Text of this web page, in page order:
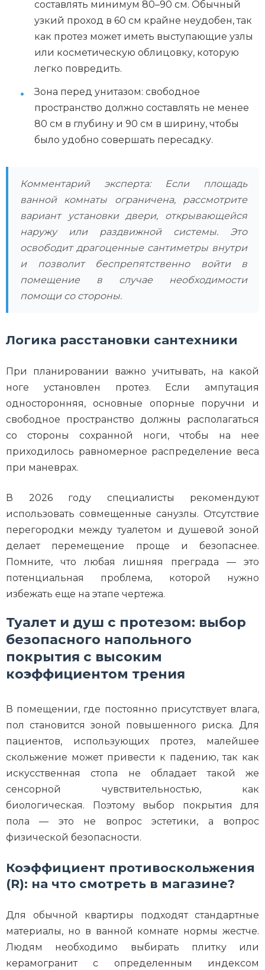
составлять минимум 80–90 см. Обычный
узкий проход в 60 см крайне неудобен, так
как протез может иметь выступающие узлы
или косметическую облицовку, которую
легко повредить.
Зона перед унитазом: свободное
пространство должно составлять не менее
80 см в глубину и 90 см в ширину, чтобы
было удобно совершать пересадку.
Комментарий эксперта: Если площадь
ванной комнаты ограничена, рассмотрите
вариант установки двери, открывающейся
наружу или раздвижной системы. Это
освободит драгоценные сантиметры внутри
и позволит беспрепятственно войти в
помещение в случае необходимости
помощи со стороны.
Логика расстановки сантехники
При планировании важно учитывать, на какой
ноге установлен протез. Если ампутация
односторонняя, основные опорные поручни и
свободное пространство должны располагаться
со стороны сохранной ноги, чтобы на нее
приходилось равномерное распределение веса
при маневрах.
В 2026 году специалисты рекомендуют
использовать совмещенные санузлы. Отсутствие
перегородки между туалетом и душевой зоной
делает перемещение проще и безопаснее.
Помните, что любая лишняя преграда — это
потенциальная проблема, которой нужно
избежать еще на этапе чертежа.
Туалет и душ с протезом: выбор
безопасного напольного
покрытия с высоким
коэффициентом трения
В помещении, где постоянно присутствует влага,
пол становится зоной повышенного риска. Для
пациентов, использующих протез, малейшее
скольжение может привести к падению, так как
искусственная стопа не обладает такой же
сенсорной чувствительностью, как
биологическая. Поэтому выбор покрытия для
пола — это не вопрос эстетики, а вопрос
физической безопасности.
Коэффициент противоскольжения
(R): на что смотреть в магазине?
Для обычной квартиры подходят стандартные
материалы, но в ванной комнате нормы жестче.
Людям необходимо выбирать плитку или
керамогранит с определенным индексом